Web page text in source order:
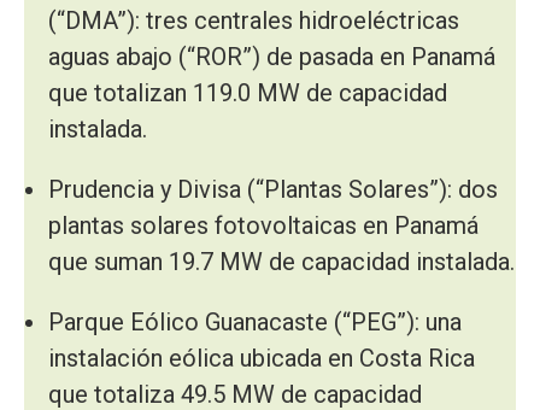
(“DMA”): tres centrales hidroeléctricas
aguas abajo (“ROR”) de pasada en Panamá
que totalizan 119.0 MW de capacidad
instalada.
Prudencia y Divisa (“Plantas Solares”): dos
plantas solares fotovoltaicas en Panamá
que suman 19.7 MW de capacidad instalada.
Parque Eólico Guanacaste (“PEG”): una
instalación eólica ubicada en Costa Rica
que totaliza 49.5 MW de capacidad